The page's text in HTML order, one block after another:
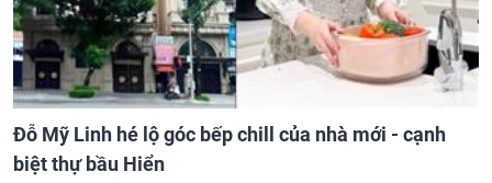
Đỗ Mỹ Linh hé lộ góc bếp chill của nhà mới - cạnh
biệt thự bầu Hiển